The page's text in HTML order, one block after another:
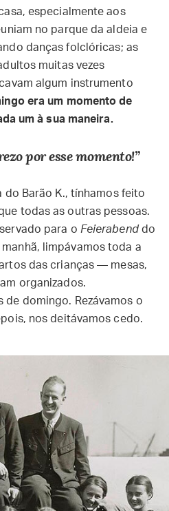
especialmente aos
no parque da aldeia e
danças folclóricas; as
muitas vezes
algum instrumento
era um momento de
um à sua maneira.
por esse momento!”
do Barão K., tínhamos feito
todas as outras pessoas.
para o Feierabenddo
limpávamos toda a
das crianças — mesas,
organizados.
de domingo. Rezávamos o
nos deitávamos cedo.